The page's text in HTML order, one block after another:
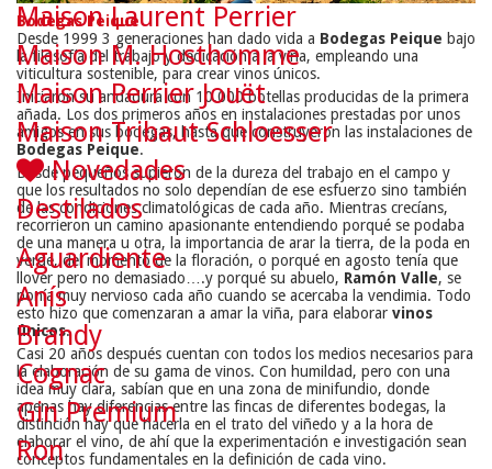
Bodegas Peique
Desde 1999 3 generaciones han dado vida a Bodegas Peique bajo
la filosofía del trabajo y dedicación a la viña, empleando una
viticultura sostenible, para crear vinos únicos.
Iniciaron su andadura con 10.000 botellas producidas de la primera
añada. Los dos primeros años en instalaciones prestadas por unos
amigos en sus bodegas, hasta que construyeron las instalaciones de
Bodegas Peique.
Desde pequeños supieron de la dureza del trabajo en el campo y
que los resultados no solo dependían de ese esfuerzo sino también
de las condiciones climatológicas de cada año. Mientras crecíans,
recorrieron un camino apasionante entendiendo porqué se podaba
de una manera u otra, la importancia de arar la tierra, de la poda en
verde, del momento de la floración, o porqué en agosto tenía que
llover pero no demasiado….y porqué su abuelo, Ramón Valle, se
ponía muy nervioso cada año cuando se acercaba la vendimia. Todo
esto hizo que comenzaran a amar la viña, para elaborar vinos
únicos.
Casi 20 años después cuentan con todos los medios necesarios para
la elaboración de su gama de vinos. Con humildad, pero con una
idea muy clara, sabían que en una zona de minifundio, donde
apenas hay diferencias entre las fincas de diferentes bodegas, la
distinción hay que hacerla en el trato del viñedo y a la hora de
elaborar el vino, de ahí que la experimentación e investigación sean
conceptos fundamentales en la definición de cada vino.
Maison Laurent Perrier
Maison M. Hosthomme
Maison Perrier Jouët
Maison Tribaut Schloesser
Novedades
Destilados
Aguardiente
Anís
Brandy
Cognac
Gin Premium
Ron